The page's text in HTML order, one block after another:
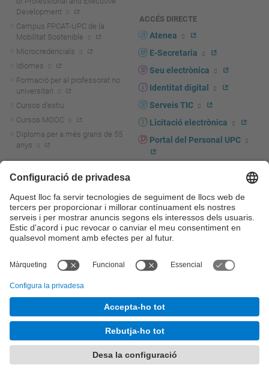
Development
Campus FPCAT-UPC de la
Mobilitat Sostenible
Microcredencials
Idiomes
Formació per al professorat no
universitari
Cursos d'estiu
Cursos MOOC
Diploma per a més grans de 55
anys
Actualitat R+D+I
La recerca a la UPC
La transferència, l'emprenedoria i
la innovació a la UPC
Foment i suport a la recerca
transferència, l'emprenedoria i la
Serveis per a empreses
ACCÉS DIRECTE
Atenea
E-Secretaria
Seu electrònica
Identitat digital
Serveis TIC
Licitació electrònica
Portal del Personal UPC
UPCshop, marxandatge
Sala de premsa
Seguretat i salut
Autoprotecció i emergències
© UPC Universitat Politècnica de Catalunya - BarcelonaTech
Accessibilitat